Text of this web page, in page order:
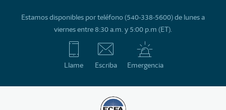
Estamos disponibles por teléfono (540-338-5600) de lunes a
viernes entre 8:30 a.m. y 5:00 p.m (ET).
Llame Escriba Emergencia